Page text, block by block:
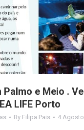
Palmo e Meio .
LIFE Porto
By Filipa Pais 4